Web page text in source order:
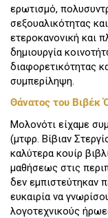
ερωτισμό,
σεξουαλικότητας
ετεροκανονική και
δημιουργία
διαφορετικότητας
συμπερίληψη.
Θάνατος του Βιβέκ
Μολονότι είχαμε
(μτφρ. Βίβιαν
καλύτερα κουίρ
μαθήσεως στις
δεν εμπιστεύτηκαν
ευκαιρία να
λογοτεχνικούς